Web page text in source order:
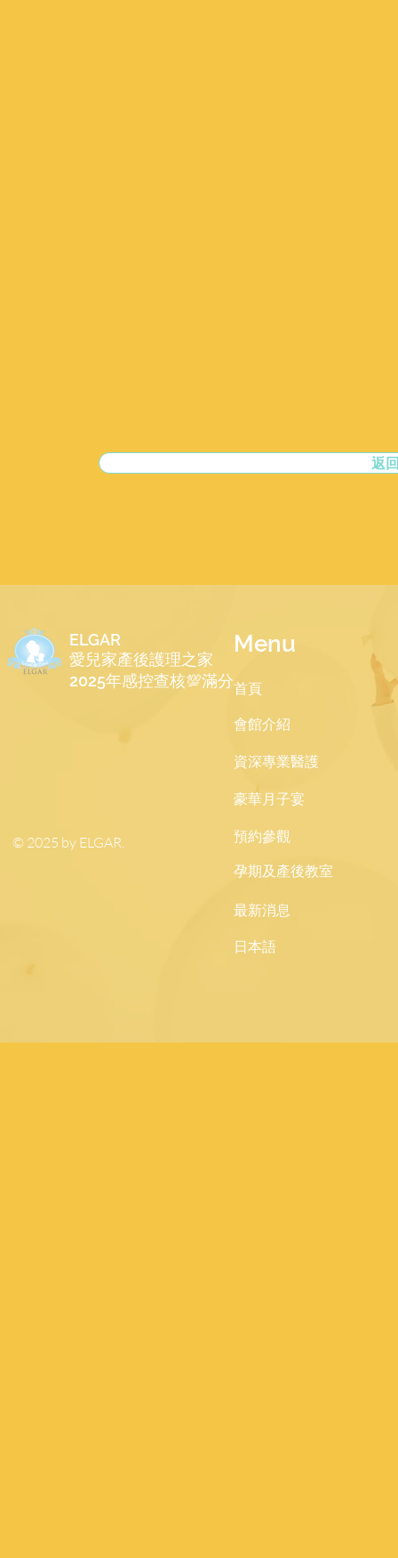
返
ELGAR
​愛兒家產後護理之家
2025年感控查核💯滿分
© 2025 by ELGAR.
Menu
​首頁
會館介紹
資深專業醫護
豪華月子宴
預約參觀
孕期及產後教室
最新消息
日本語